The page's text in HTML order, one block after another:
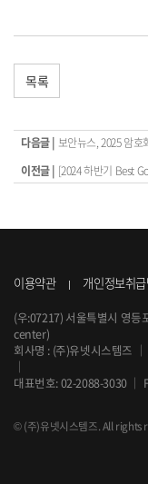
목록
다음글 | 보안뉴스, 2025 암
이전글 | [2024 하반기 Best
이용약관 개인정보취
(우:07217) 서울특별시 영등
center)
회사명 : (주)유넷시스템즈 ｜
｜
대표번호:02-2088-3030｜
© (주)유넷시스템즈. All rights